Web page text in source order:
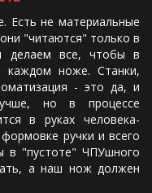
не материальные
"читаются" только в
все, чтобы в
ноже. Станки,
- это да, и
но в процессе
в руках человека-
ручки и всего
в "пустоте" ЧПУшного
а наш нож должен